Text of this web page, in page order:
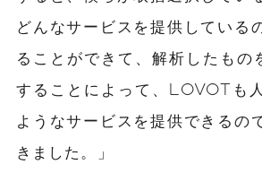
どんなサービスを提供している
ることができて、解析したもの
することによって、LOVOTも
ようなサービスを提供できるの
きました。」